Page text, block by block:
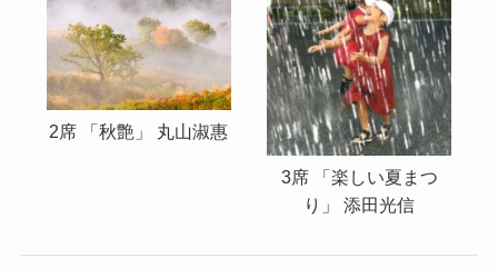
2席 「秋艶」 丸山淑惠
3席 「楽しい夏まつ
り」 添田光信